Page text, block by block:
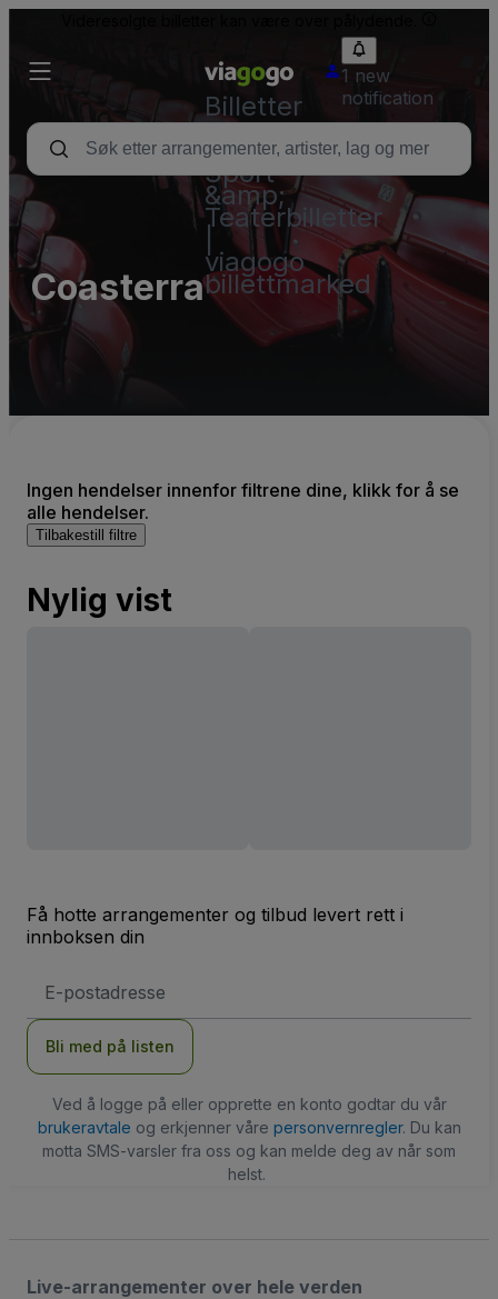
Billetter
–
Konsert,
Sport
&amp;
Teaterbilletter
viagogo
billettmarked
1 new
notification
Coasterra
Ingen hendelser innenfor filtrene dine, klikk for å se
alle hendelser.
Tilbakestill filtre
Nylig vist
Få hotte arrangementer og tilbud levert rett i
innboksen din
postadresse
Bli med på listen
Ved å logge på eller opprette en konto godtar du vår
brukeravtale og erkjenner våre personvernregler. Du kan
motta SMS-varsler fra oss og kan melde deg av når som
helst.
Live-arrangementer over hele verden